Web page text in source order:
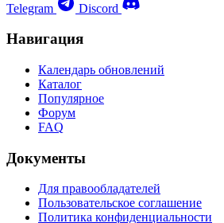
Telegram Discord
Навигация
Календарь обновлений
Каталог
Популярное
Форум
FAQ
Документы
Для правообладателей
Пользовательское соглашение
Политика конфиденциальности